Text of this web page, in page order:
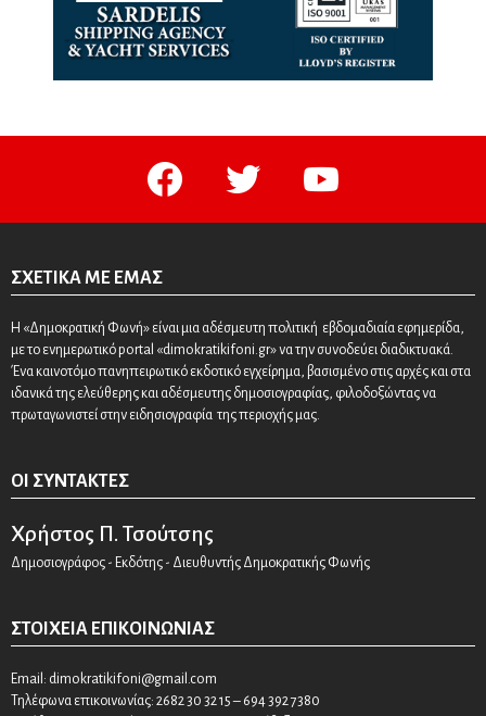
facebook twitter youtube
ΣΧΕΤΙΚΆ ΜΕ ΕΜΆΣ
Η «Δημοκρατική Φωνή» είναι μια αδέσμευτη πολιτική εβδομαδιαία εφημερίδα,
με το ενημερωτικό portal «dimokratikifoni.gr» να την συνοδεύει διαδικτυακά.
Ένα καινοτόμο πανηπειρωτικό εκδοτικό εγχείρημα, βασισμένο στις αρχές και στα
ιδανικά της ελεύθερης και αδέσμευτης δημοσιογραφίας, φιλοδοξώντας να
πρωταγωνιστεί στην ειδησιογραφία της περιοχής μας.
ΟΙ ΣΥΝΤΆΚΤΕΣ
Χρήστος Π. Τσούτσης
Δημοσιογράφος - Εκδότης - Διευθυντής Δημοκρατικής Φωνής
ΣΤΟΙΧΕΊΑ ΕΠΙΚΟΙΝΩΝΊΑΣ
Email: dimokratikifoni@gmail.com
Τηλέφωνα επικοινωνίας: 2682 30 32 15 – 694 392 7380